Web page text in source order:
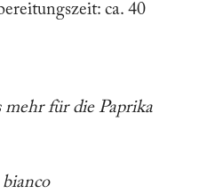
ca. 40
für die Paprika